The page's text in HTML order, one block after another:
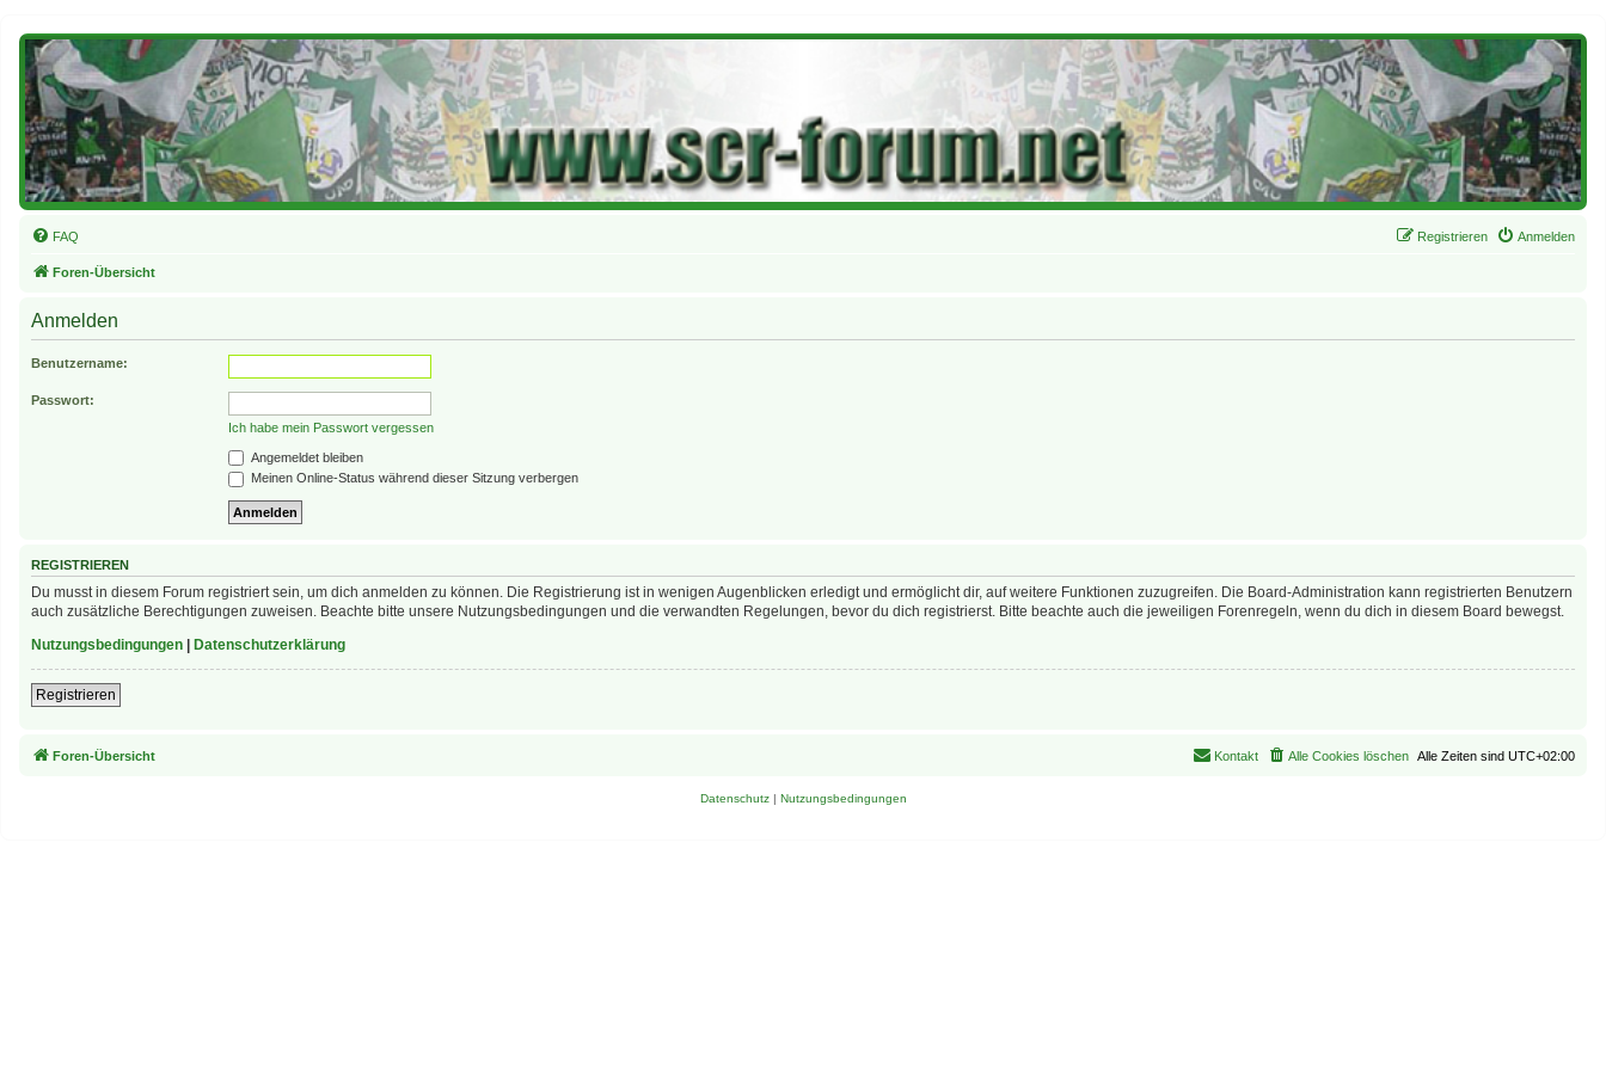
FAQ Anmelden
Registrieren
Foren-Übersicht
Anmelden
Benutzername:
Passwort:
Ich habe mein Passwort vergessen
Angemeldet bleiben
Meinen Online-Status während dieser Sitzung verbergen
REGISTRIEREN
Du musst in diesem Forum registriert sein, um dich anmelden zu können. Die Registrierung ist in wenigen Augenblicken erledigt und ermöglicht dir, auf weitere Funktionen zuzugreifen. Die Board-Administration kann registrierten Benutzern
auch zusätzliche Berechtigungen zuweisen. Beachte bitte unsere Nutzungsbedingungen und die verwandten Regelungen, bevor du dich registrierst. Bitte beachte auch die jeweiligen Forenregeln, wenn du dich in diesem Board bewegst.
Nutzungsbedingungen
Datenschutzerklärung
Registrieren
Foren-Übersicht Alle Zeiten sind UTC+02:00
Alle Cookies löschen
Kontakt
Datenschutz| Nutzungsbedingungen